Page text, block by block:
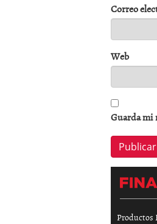
Correo
Web
Guarda mi
Productos